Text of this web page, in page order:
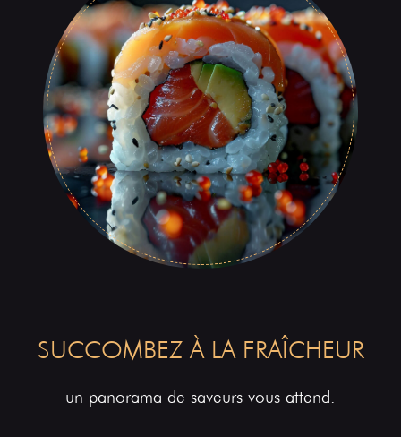
SUCCOMBEZ À LA FRAÎCHEUR
un panorama de saveurs vous attend.